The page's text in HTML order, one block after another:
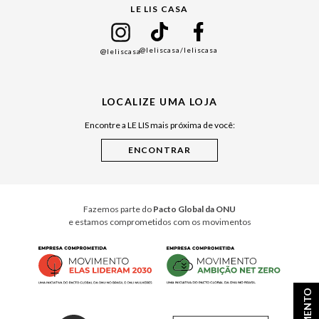
Cuidados Casa
LE LIS CASA
@leliscasa@leliscasa/leliscasa
LOCALIZE UMA LOJA
Encontre a LE LIS mais próxima de você:
Fazemos parte do Pacto Global da ONU
e estamos comprometidos com os movimentos